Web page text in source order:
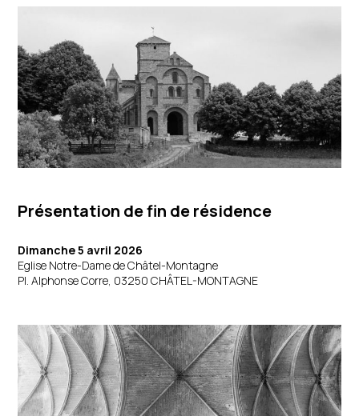
Présentation de fin de résidence
Dimanche 5 avril 2026
Eglise Notre-Dame de Châtel-Montagne
Pl. Alphonse Corre, 03250 CHÂTEL-MONTAGNE